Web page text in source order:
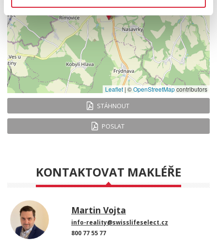
Leaflet | ©OpenStreetMapcontributors
STÁHNOUT
POSLAT
KONTAKTOVAT MAKLÉŘE
Martin Vojta
info-reality@swisslifeselect.cz
800 77 55 77